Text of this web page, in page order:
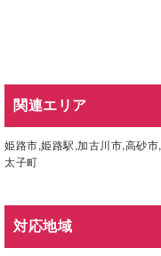
関連エリア
姫路市,姫路駅,加古川市,高砂市,
太子町
対応地域